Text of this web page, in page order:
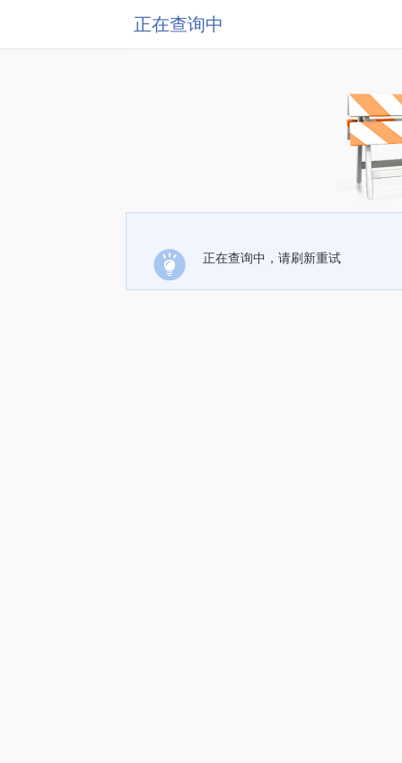
正在查询中
正在查询中，请刷新重试